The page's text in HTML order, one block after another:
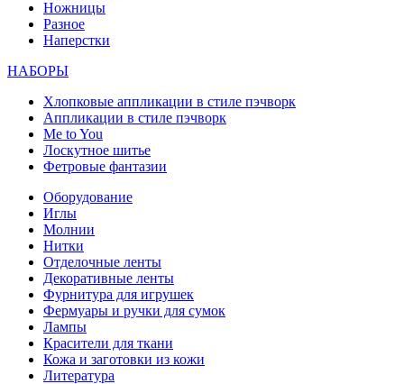
Ножницы
Разное
Наперстки
НАБОРЫ
Хлопковые аппликации в стиле пэчворк
Аппликации в стиле пэчворк
Me to You
Лоскутное шитье
Фетровые фантазии
Оборудование
Иглы
Молнии
Нитки
Отделочные ленты
Декоративные ленты
Фурнитура для игрушек
Фермуары и ручки для сумок
Лампы
Красители для ткани
Кожа и заготовки из кожи
Литература